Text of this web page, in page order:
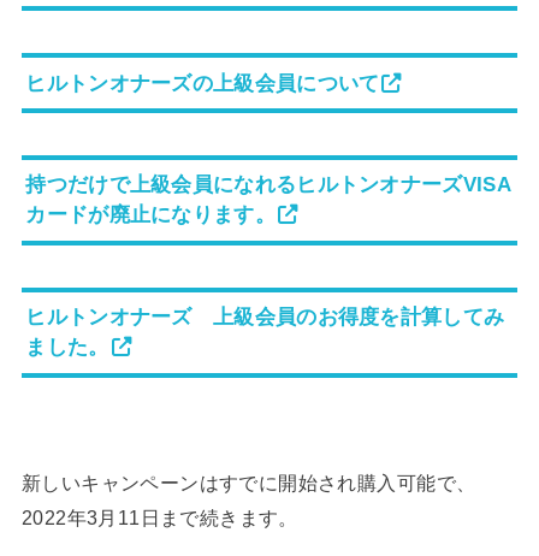
ヒルトンオナーズの上級会員について
持つだけで上級会員になれるヒルトンオナーズVISA
カードが廃止になります。
ヒルトンオナーズ 上級会員のお得度を計算してみ
ました。
新しいキャンペーンはすでに開始され購入可能で、
2022年3月11日まで続きます。